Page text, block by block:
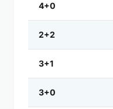
4+0
2+2
3+1
3+0